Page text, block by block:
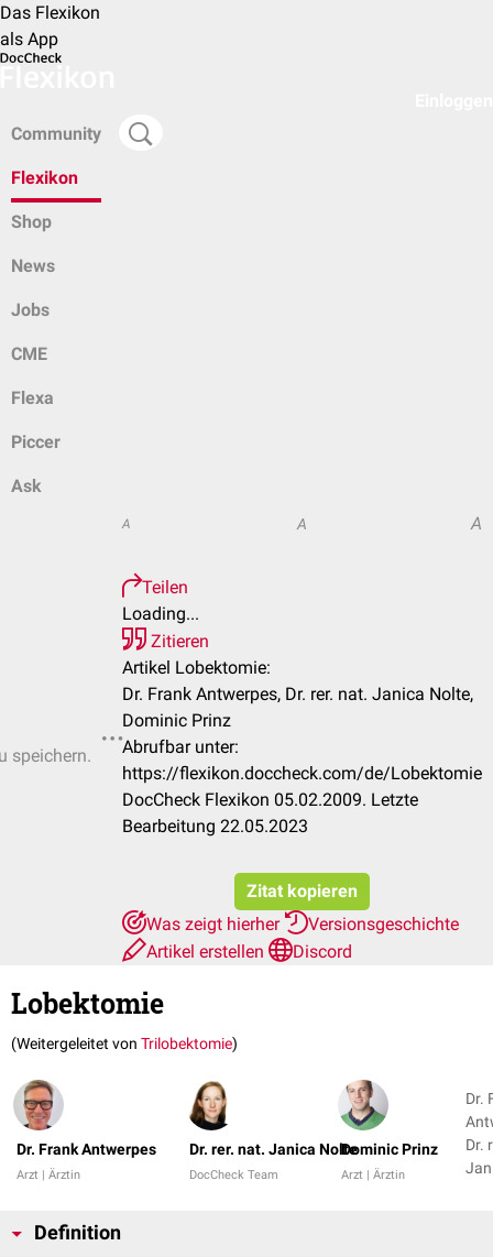
Das Flexikon
als App
Community
Flexikon
Shop
News
Jobs
CME
Flexa
Piccer
Ask
speichern.
A A A
Teilen
Loading...
Zitieren
Artikel Lobektomie:
Dr. Frank Antwerpes, Dr. rer. nat. Janica Nolte,
Dominic Prinz
Abrufbar unter:
https://flexikon.doccheck.com/de/Lobektomie
DocCheck Flexikon 05.02.2009. Letzte
Bearbeitung 22.05.2023
Zitat kopieren
Was zeigt hierher
Versionsgeschichte
Artikel erstellen
Discord
Lobektomie
(Weitergeleitet von Trilobektomie)
Dr. Frank Antwerpes
Arzt | Ärztin
Dr. rer. nat. Janica Nolte
DocCheck Team
Dominic Prinz
Arzt | Ärztin
Dr.
Dr.
Definition